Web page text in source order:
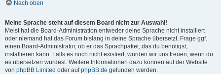
Nach oben
Meine Sprache steht auf diesem Board nicht zur Auswahl!
Meist hat die Board-Administration entweder deine Sprache nicht installiert
oder niemand hat das Forum bislang in deine Sprache übersetzt. Frage ggf.
einen Board-Administrator, ob er das Sprachpaket, das du benötigst,
installieren kann. Falls es noch nicht existiert, würden wir uns freuen, wenn du
es übersetzen würdest. Weitere Informationen dazu können auf der Website
von phpBB Limited oder aufphpBB.de gefunden werden.